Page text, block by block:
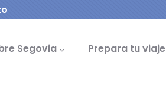
Segovia Prepara tu viaje